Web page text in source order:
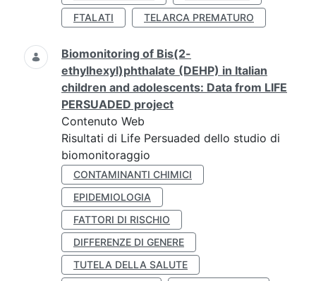
FTALATI
TELARCA PREMATURO
Biomonitoring of Bis(2-
ethylhexyl)phthalate (DEHP) in Italian
children and adolescents: Data from LIFE
PERSUADED project
Contenuto Web
Risultati di Life Persuaded dello studio di
biomonitoraggio
CONTAMINANTI CHIMICI
EPIDEMIOLOGIA
FATTORI DI RISCHIO
DIFFERENZE DI GENERE
TUTELA DELLA SALUTE